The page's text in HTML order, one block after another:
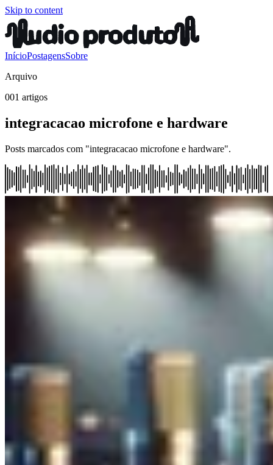
Skip to content
InícioPostagensSobre
Arquivo
001 artigos
integracacao microfone e hardware
Posts marcados com "integracacao microfone e hardware".